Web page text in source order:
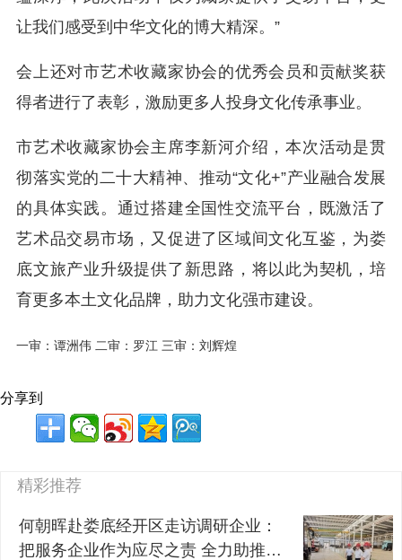
让我们感受到中华文化的博大精深。”
会上还对市艺术收藏家协会的优秀会员和贡献奖获
得者进行了表彰，激励更多人投身文化传承事业。
市艺术收藏家协会主席李新河介绍，本次活动是贯
彻落实党的二十大精神、推动“文化+”产业融合发展
的具体实践。通过搭建全国性交流平台，既激活了
艺术品交易市场，又促进了区域间文化互鉴，为娄
底文旅产业升级提供了新思路，将以此为契机，培
育更多本土文化品牌，助力文化强市建设。
一审：谭洲伟 二审：罗江 三审：刘辉煌
分享到
精彩推荐
何朝晖赴娄底经开区走访调研企业：
把服务企业作为应尽之责 全力助推经